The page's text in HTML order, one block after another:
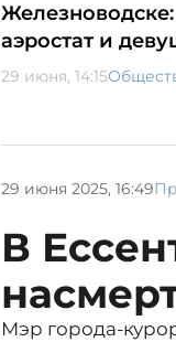
аэростат и
29 июня, 14:15
29 июня 2025, 16:49
В
Мэр города-